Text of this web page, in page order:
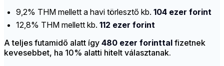
9,2% THM mellett a havi törlesztő kb. 104 ezer forint
12,8% THM mellett kb. 112 ezer forint
A teljes futamidő alatt így 480 ezer forinttal fizetnek
kevesebbet, ha 10% alatti hitelt választanak.